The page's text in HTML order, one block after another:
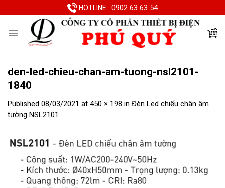
to
HOTLINE 0902 63 63 54
den-led-chieu-chan-am-tuong-nsl2101-
1840
Published 08/03/2021 at 450 × 198 in Đèn Led chiếu chân âm
tường NSL2101